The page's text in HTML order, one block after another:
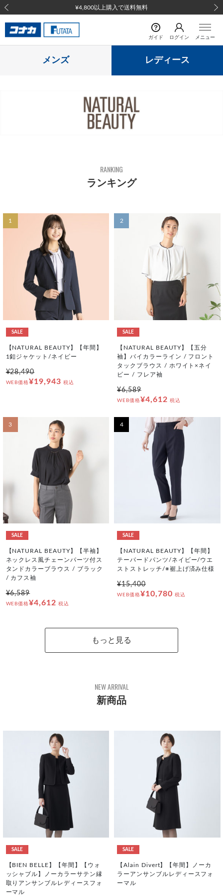
¥4,800以上購入で送料無料
前の画像
ガイド ログイン メニュー
メンズ レディース
RANKING
ランキング
1
SALE
【NATURAL BEAUTY】【年間】
1釦ジャケット/ネイビー
¥28,490
WEB価格¥19,943 税込
2
SALE
【NATURAL BEAUTY】【五分
袖】バイカラーライン / フロント
タックブラウス / ホワイト×ネイ
ビー / フレア袖
¥6,589
WEB価格¥4,612 税込
3
SALE
【NATURAL BEAUTY】【半袖】
ネックレス風チェーンパーツ付ス
タンドカラーブラウス / ブラック
/ カフス袖
¥6,589
WEB価格¥4,612 税込
4
SALE
【NATURAL BEAUTY】【年間】
テーパードパンツ/ネイビー/ウエ
ストストレッチ/※裾上げ済み仕様
¥15,400
WEB価格¥10,780 税込
もっと見る
NEW ARRIVAL
新商品
SALE
【BIEN BELLE】【年間】【ウォ
ッシャブル】ノーカラーサテン縁
取りアンサンブルレディースフォ
ーマル
SALE
【Alain Divert】【年間】ノーカ
ラーアンサンブルレディースフォ
ーマル